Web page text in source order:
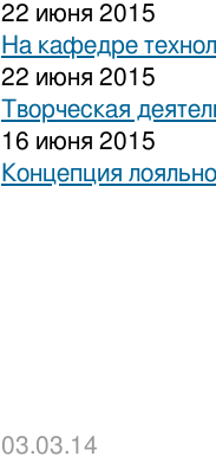
22 июня 2015
На кафедре
22 июня 2015
Творческая
16 июня 2015
Концепция
03.03.14